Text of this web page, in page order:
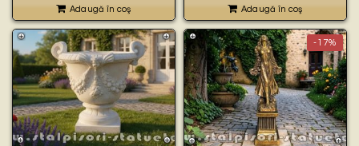
Adaugă în coş Adaugă în coş
-17%